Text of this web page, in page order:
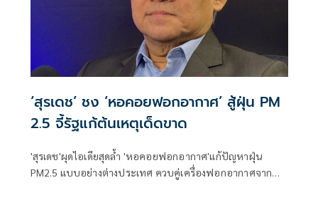
‘สุรเดช’ ชง ‘หอคอยฟอกอากาศ’ สู้ฝุ่น PM
2.5 จี้รัฐแก้ต้นเหตุเด็ดขาด
'สุรเดช'ผุดไอเดียสุดล้ำ 'หอคอยฟอกอากาศ'แก้ปัญหาฝุ่น
PM2.5 แบบอย่างต่างประเทศ ควบคู่เครื่องฟอกอากาศจาก